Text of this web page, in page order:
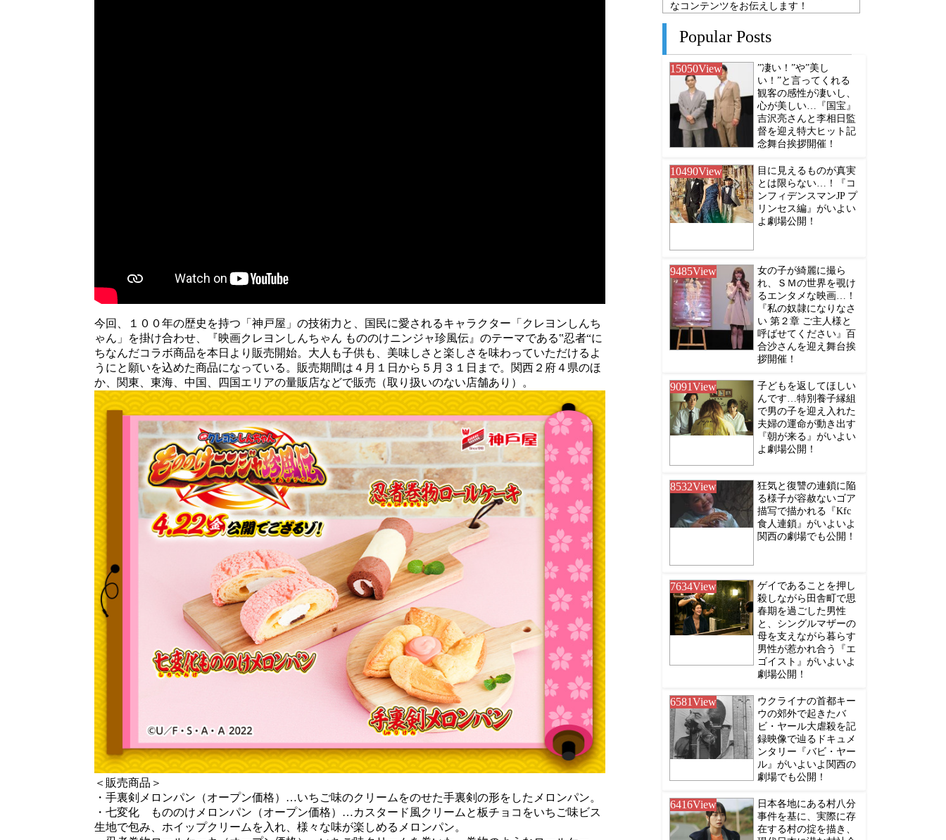
今回、１００年の歴史を持つ「神戸屋」の技術力と、国民に愛されるキャラクター「クレヨンしんち
ゃん」を掛け合わせ、『映画クレヨンしんちゃん もののけニンジャ珍風伝』のテーマである‟忍者“に
ちなんだコラボ商品を本日より販売開始。大人も子供も、美味しさと楽しさを味わっていただけるよ
うにと願いを込めた商品になっている。販売期間は４月１日から５月３１日まで。関西２府４県のほ
か、関東、東海、中国、四国エリアの量販店などで販売（取り扱いのない店舗あり）。
＜販売商品＞
・手裏剣メロンパン（オープン価格）…いちご味のクリームをのせた手裏剣の形をしたメロンパン。
・七変化 もののけメロンパン（オープン価格）…カスタード風クリームと板チョコをいちご味ビス
生地で包み、ホイップクリームを入れ、様々な味が楽しめるメロンパン。
なコンテンツをお伝えします！
Popular Posts
15050View
”凄い！”や”美し
い！”と言ってくれる
観客の感性が凄いし、
心が美しい…『国宝』
吉沢亮さんと李相日監
督を迎え特大ヒット記
念舞台挨拶開催！
10490View
目に見えるものが真実
とは限らない…！『コ
ンフィデンスマンJP プ
リンセス編』がいよい
よ劇場公開！
9485View
女の子が綺麗に撮ら
れ、ＳＭの世界を覗け
るエンタメな映画…！
『私の奴隷になりなさ
い 第２章 ご主人様と
呼ばせてください』百
合沙さんを迎え舞台挨
拶開催！
9091View
子どもを返してほしい
んです…特別養子縁組
で男の子を迎え入れた
夫婦の運命が動き出す
『朝が来る』がいよい
よ劇場公開！
8532View
狂気と復讐の連鎖に陥
る様子が容赦ないゴア
描写で描かれる『Kfc
食人連鎖』がいよいよ
関西の劇場でも公開！
7634View
ゲイであることを押し
殺しながら田舎町で思
春期を過ごした男性
と、シングルマザーの
母を支えながら暮らす
男性が惹かれ合う『エ
ゴイスト』がいよいよ
劇場公開！
6581View
ウクライナの首都キー
ウの郊外で起きたバ
ビ・ヤール大虐殺を記
録映像で辿るドキュメ
ンタリー『バビ・ヤー
ル』がいよいよ関西の
劇場でも公開！
6416View
日本各地にある村八分
事件を基に、実際に存
在する村の掟を描き、